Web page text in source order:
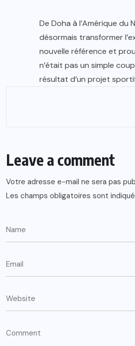
De Doha à l’Amérique du
désormais transformer
nouvelle référence et
n’était pas un simple
résultat d’un projet
Leave a comment
Votre adresse e-mail ne sera pas
Les champs obligatoires sont